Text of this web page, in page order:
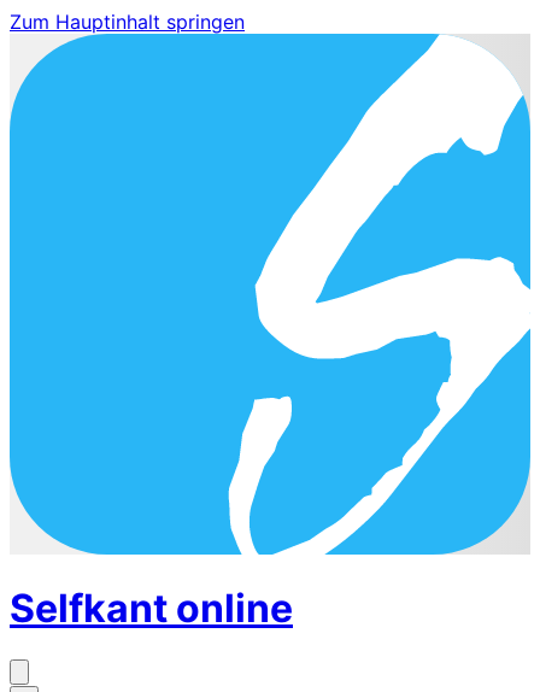
Zum Hauptinhalt springen
Selfkant online